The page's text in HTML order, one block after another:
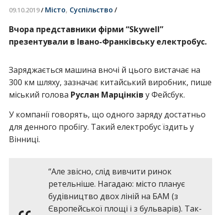
09.10.2019/ Місто, Суспільство /
Вчора представники фірми “Skywell”
презентували в Івано-Франківську електробус.
Заряджається машина вночі й цього вистачає на
300 км шляху, зазначає китайський виробник, пише
міський голова Руслан Марцінків у Фейсбук.
У компанії говорять, що одного заряду достатньо
для денного пробігу. Такий електробус їздить у
Вінниці.
“Але звісно, слід вивчити ринок
ретельніше. Нагадаю: місто планує
будівництво двох ліній на БАМ (з
Європейської площі і з бульварів). Так-